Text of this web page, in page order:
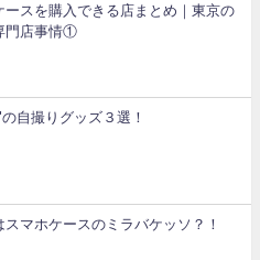
ースを購入できる店まとめ｜東京の
門店事情①
自撮りグッズ３選！
マホケースのミラバケッソ？！